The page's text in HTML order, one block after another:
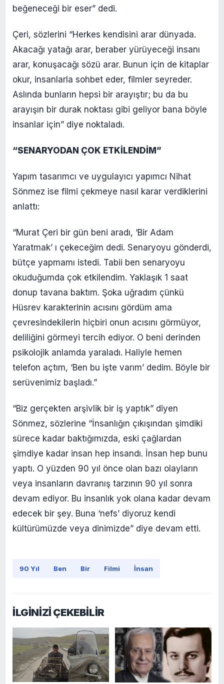
beğeneceği bir eser” dedi.
Çeri, sözlerini “Herkes kendisini arar dünyada.
Akacağı yatağı arar, beraber yürüyeceği insanı
arar, konuşacağı sözü arar. Bunun için de kitaplar
okur, insanlarla sohbet eder, filmler seyreder.
Aslında bunların hepsi bir arayıştır; bu da bu
arayışın bir durak noktası gibi geliyor bana böyle
insanlar için” diye noktaladı.
“SENARYODAN ÇOK ETKİLENDİM”
Yapım tasarımcı ve uygulayıcı yapımcı Nihat
Sönmez ise filmi çekmeye nasıl karar verdiklerini
anlattı:
“Murat Çeri bir gün beni aradı, ‘Bir Adam
Yaratmak’ ı çekeceğim dedi. Senaryoyu gönderdi,
bütçe yapmamı istedi. Tabii ben senaryoyu
okuduğumda çok etkilendim. Yaklaşık 1 saat
donup tavana baktım. Şoka uğradım çünkü
Hüsrev karakterinin acısını gördüm ama
çevresindekilerin hiçbiri onun acısını görmüyor,
deliliğini görmeyi tercih ediyor. O beni derinden
psikolojik anlamda yaraladı. Haliyle hemen
telefon açtım, ‘Ben bu işte varım’ dedim. Böyle bir
serüvenimiz başladı.”
“Biz gerçekten arşivlik bir iş yaptık” diyen
Sönmez, sözlerine “İnsanlığın çıkışından şimdiki
sürece kadar baktığımızda, eski çağlardan
şimdiye kadar insan hep insandı. İnsan hep bunu
yaptı. O yüzden 90 yıl önce olan bazı olayların
veya insanların davranış tarzının 90 yıl sonra
devam ediyor. Bu insanlık yok olana kadar devam
edecek bir şey. Buna ‘nefs’ diyoruz kendi
kültürümüzde veya dinimizde” diye devam etti.
90 Yıl Ben Bir Filmi İnsan
İLGİNİZİ ÇEKEBİLİR